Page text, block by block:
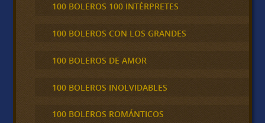
100 BOLEROS 100 INTÉRPRETES
100 BOLEROS CON LOS GRANDES
100 BOLEROS DE AMOR
100 BOLEROS INOLVIDABLES
100 BOLEROS ROMÁNTICOS